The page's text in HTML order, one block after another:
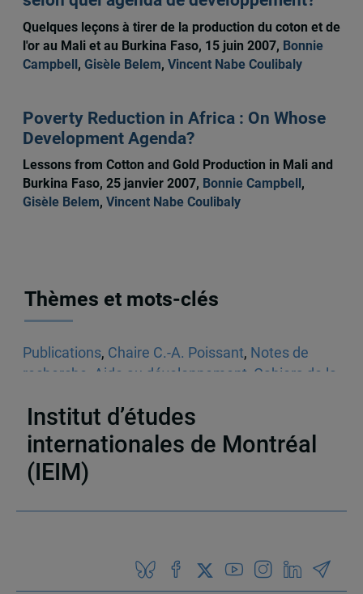
Quelques leçons à tirer de la production du coton et de
l'or au Mali et au Burkina Faso, 15 juin 2007, Bonnie
Campbell, Gisèle Belem, Vincent Nabe Coulibaly
Poverty Reduction in Africa : On Whose
Development Agenda?
Lessons from Cotton and Gold Production in Mali and
Burkina Faso, 25 janvier 2007, Bonnie Campbell ,
Gisèle Belem, Vincent Nabe Coulibaly
Thèmes et mots-clés
Publications, Chaire C.-A. Poissant, Notes de
recherche
Aide au développement Cahiers de la
Institut d’études
internationales de Montréal
(IEIM)